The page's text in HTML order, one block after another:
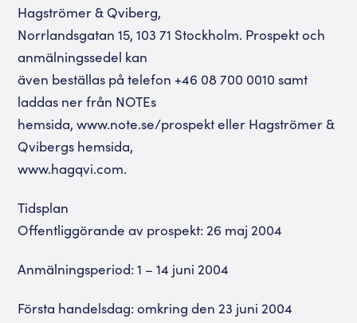
Hagströmer & Qviberg,
Norrlandsgatan 15, 103 71 Stockholm. Prospekt och
anmälningssedel kan
även beställas på telefon +46 08 700 0010 samt
laddas ner från NOTEs
hemsida, www.note.se/prospekt eller Hagströmer &
Qvibergs hemsida,
www.hagqvi.com.
Tidsplan
Offentliggörande av prospekt: 26 maj 2004
Anmälningsperiod: 1 – 14 juni 2004
Första handelsdag: omkring den 23 juni 2004